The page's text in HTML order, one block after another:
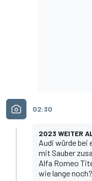
02:30
2023 WEITER
Audi würde bei
mit Sauber
Alfa Romeo
wie lange